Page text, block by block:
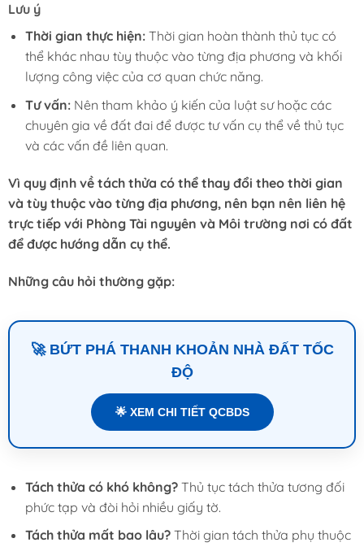
Lưu ý
Thời gian thực hiện:Thời gian hoàn thành thủ tục có
thể khác nhau tùy thuộc vào từng địa phương và khối
lượng công việc của cơ quan chức năng.
Tư vấn:Nên tham khảo ý kiến của luật sư hoặc các
chuyên gia về đất đai để được tư vấn cụ thể về thủ tục
và các vấn đề liên quan.
Vì quy định về tách thửa có thể thay đổi theo thời gian
và tùy thuộc vào từng địa phương, nên bạn nên liên hệ
trực tiếp với Phòng Tài nguyên và Môi trường nơi có đất
để được hướng dẫn cụ thể.
Những câu hỏi thường gặp:
🚀 BỨT PHÁ THANH KHOẢN NHÀ ĐẤT TỐC
ĐỘ
🌟 XEM CHI TIẾT QCBDS
Tách thửa có khó không?Thủ tục tách thửa tương đối
phức tạp và đòi hỏi nhiều giấy tờ.
Tách thửa mất bao lâu?Thời gian tách thửa phụ thuộc